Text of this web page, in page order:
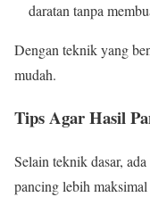
daratan tanpa
Dengan teknik yang
mudah.
Tips Agar Hasil
Selain teknik dasar,
pancing lebih